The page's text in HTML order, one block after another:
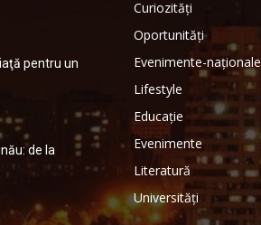
pentru un
de la
Curiozități
Oportunități
Evenimente-naționale
Lifestyle
Educație
Evenimente
Literatură
Universități